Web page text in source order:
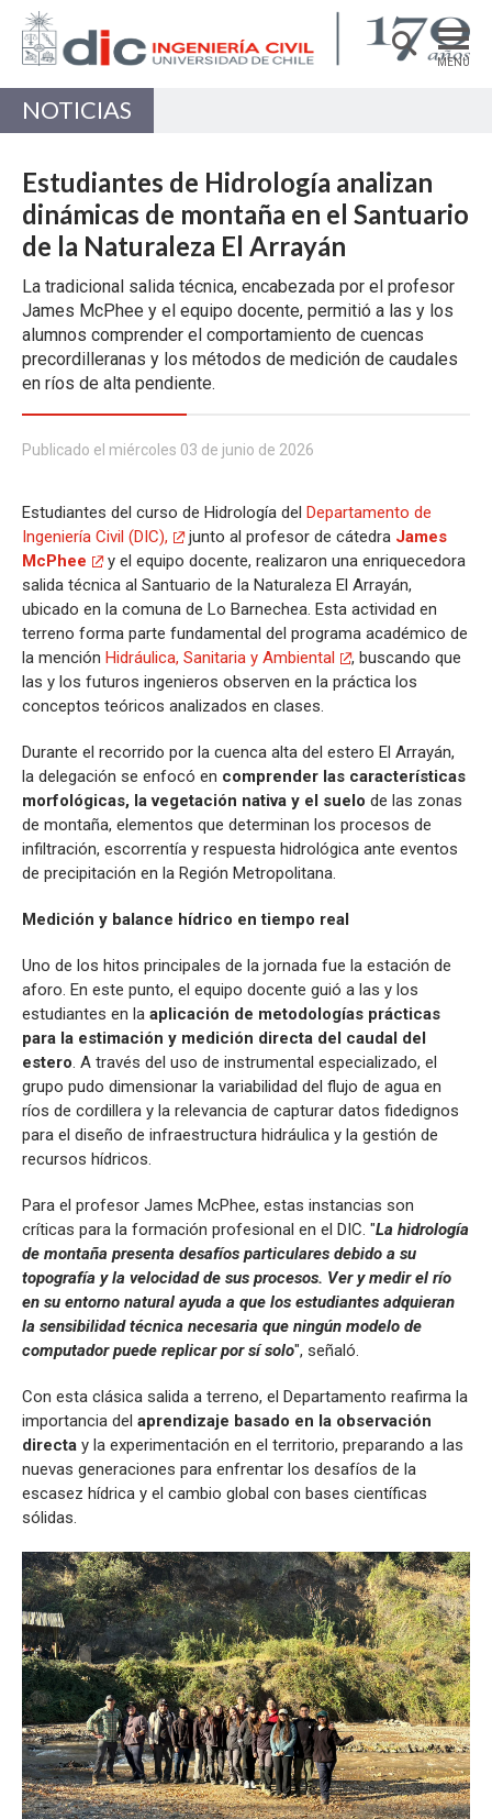
MENÚ
PREGRADO
POSTGRADO
INVESTIGACIÓN
EXTENSIÓN
Estructuras, Construcción y Geotecnia
Ingeniería de Transporte
Recursos Hídricos y Medio Ambiente
NOTICIAS
Estudiantes de Hidrología analizan
dinámicas de montaña en el Santuario
de la Naturaleza El Arrayán
La tradicional salida técnica, encabezada por el profesor
James McPhee y el equipo docente, permitió a las y los
alumnos comprender el comportamiento de cuencas
precordilleranas y los métodos de medición de caudales
en ríos de alta pendiente.
Publicado el miércoles 03 de junio de 2026
Estudiantes del curso de Hidrología del Departamento de
Ingeniería Civil (DIC),
junto al profesor de cátedra James
McPhee
y el equipo docente, realizaron una enriquecedora
salida técnica al Santuario de la Naturaleza El Arrayán,
ubicado en la comuna de Lo Barnechea. Esta actividad en
terreno forma parte fundamental del programa académico de
la mención Hidráulica, Sanitaria y Ambiental
, buscando que
las y los futuros ingenieros observen en la práctica los
conceptos teóricos analizados en clases.
Durante el recorrido por la cuenca alta del estero El Arrayán,
la delegación se enfocó en comprender las características
morfológicas, la vegetación nativa y el suelo de las zonas
de montaña, elementos que determinan los procesos de
infiltración, escorrentía y respuesta hidrológica ante eventos
de precipitación en la Región Metropolitana.
Medición y balance hídrico en tiempo real
Uno de los hitos principales de la jornada fue la estación de
aforo. En este punto, el equipo docente guió a las y los
estudiantes en la aplicación de metodologías prácticas
para la estimación y medición directa del caudal del
estero. A través del uso de instrumental especializado, el
grupo pudo dimensionar la variabilidad del flujo de agua en
ríos de cordillera y la relevancia de capturar datos fidedignos
para el diseño de infraestructura hidráulica y la gestión de
recursos hídricos.
Para el profesor James McPhee, estas instancias son
críticas para la formación profesional en el DIC. "La hidrología
de montaña presenta desafíos particulares debido a su
topografía y la velocidad de sus procesos. Ver y medir el río
en su entorno natural ayuda a que los estudiantes adquieran
la sensibilidad técnica necesaria que ningún modelo de
computador puede replicar por sí solo", señaló.
Con esta clásica salida a terreno, el Departamento reafirma la
importancia del aprendizaje basado en la observación
directa y la experimentación en el territorio, preparando a las
nuevas generaciones para enfrentar los desafíos de la
escasez hídrica y el cambio global con bases científicas
sólidas.